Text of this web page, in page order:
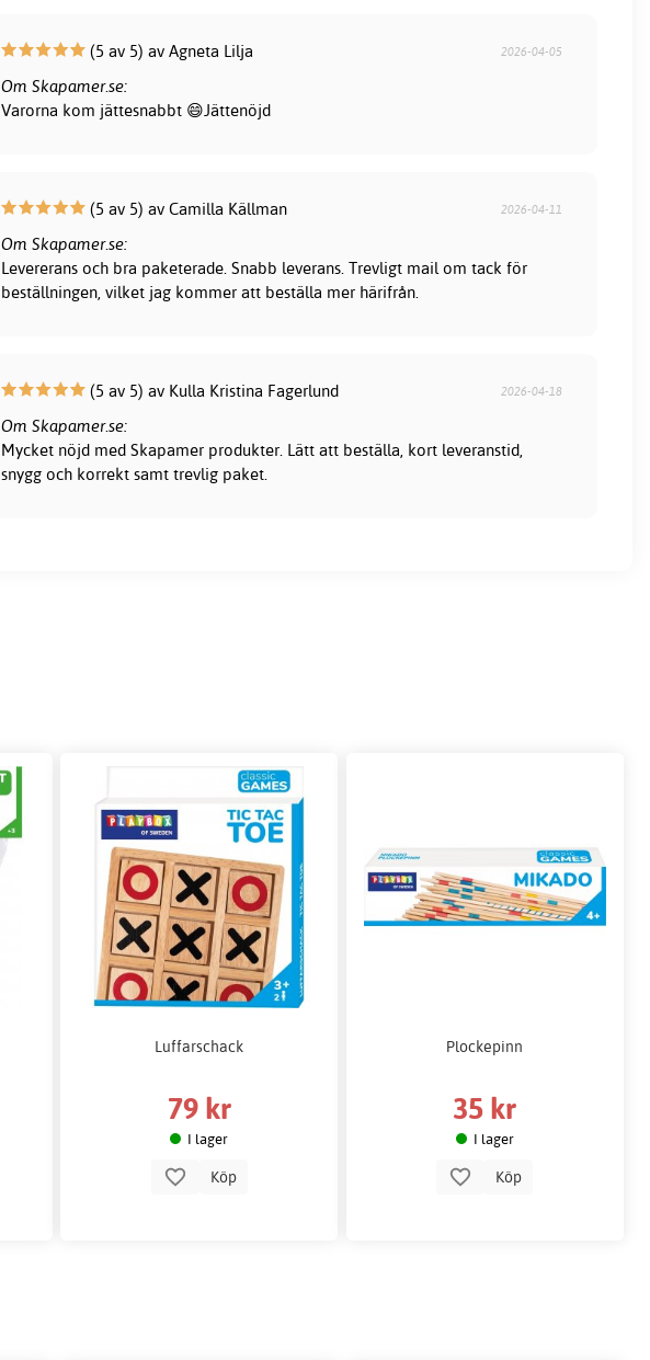
(5 av 5) av Agneta Lilja 2026-04-05
Om Skapamer.se:
Varorna kom jättesnabbt 😄Jättenöjd
(5 av 5) av Camilla Källman 2026-04-11
Om Skapamer.se:
Levererans och bra paketerade. Snabb leverans. Trevligt mail om tack för
beställningen, vilket jag kommer att beställa mer härifrån.
(5 av 5) av Kulla Kristina Fagerlund 2026-04-18
Om Skapamer.se:
Mycket nöjd med Skapamer produkter. Lätt att beställa, kort leveranstid,
snygg och korrekt samt trevlig paket.
Luffarschack
79 kr
I lager
Köp
Plockepinn
35 kr
I lager
Köp